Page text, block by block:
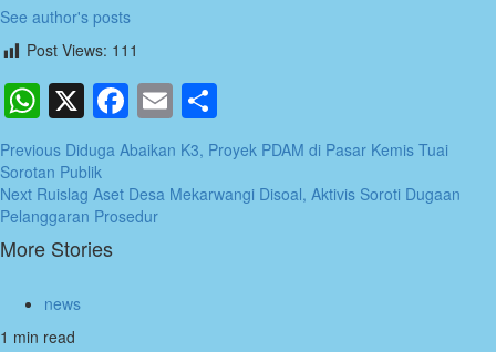
See author's posts
Post Views: 111
WhatsApp
X Facebook
Email
Post
navigation
Previous Diduga Abaikan K3, Proyek PDAM di Pasar Kemis Tuai
Sorotan Publik
Next Ruislag Aset Desa Mekarwangi Disoal, Aktivis Soroti Dugaan
Pelanggaran Prosedur
More Stories
news
1 min read